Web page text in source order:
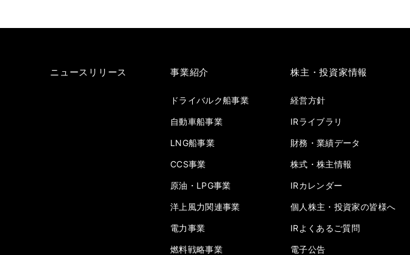
ニュースリリース 事業紹介
ドライバルク船事業
自動車船事業
LNG船事業
CCS事業
原油・LPG事業
洋上風力関連事業
電力事業
燃料戦略事業
株主・投資家情報
経営方針
IRライブラリ
財務・業績データ
株式・株主情報
IRカレンダー
個人株主・投資家の皆様へ
IRよくあるご質問
電子公告